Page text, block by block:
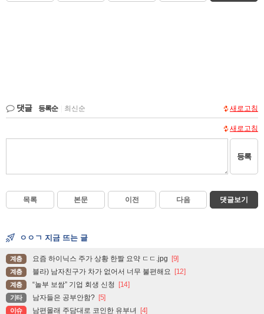
댓글 등록순 최신순 새로고침
새로고침
등록
목록 본문 이전 다음 댓글보기
ㅇㅇㄱ 지금 뜨는 글
계층 요즘 하이닉스 주가 상황 한짤 요약 ㄷㄷ.jpg [9]
계층 블라) 남자친구가 차가 없어서 너무 불편해요 [12]
계층 “놀부 보쌈” 기업 회생 신청 [14]
기타 남자들은 공부안함? [5]
이슈 남편몰래 주담대로 코인한 유부녀 [4]